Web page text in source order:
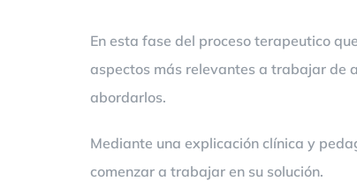
En esta fase del proceso terapeutico
aspectos más relevantes a trabajar de
abordarlos.
Mediante una explicación clínica y
comenzar a trabajar en su solución.